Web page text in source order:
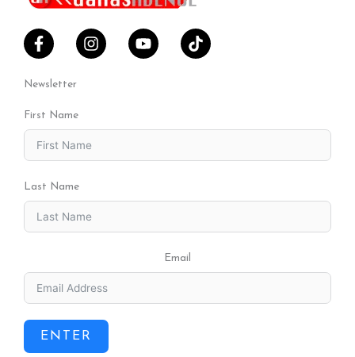
Newsletter
First Name
Last Name
Email
ENTER